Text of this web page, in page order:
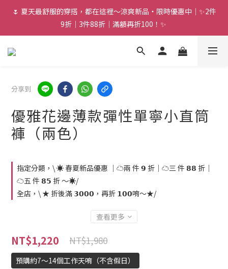
🌷 夏天最舒服的穿搭，都在這裡～涼爽新品・限時優惠中｜✨2件
9折｜3件88折｜滿額再折100！✨
分享到
優雅花邊薄款彈性單寧小直筒
褲（兩色）
指定分類，\ ☀️ 春夏新品優惠 ｜☁️兩 件 𝟵 折｜☁️三 件 𝟴𝟴 折｜
☁️五 件 𝟴𝟱 折 ～☀️/
全店，\ ★ 折後滿 𝟯𝟬𝟬𝟬，再折 𝟭𝟬𝟬唷～★/
查看更多
NT$1,220 NT$1,980
預購約7～14個工作天唷（不含假日）